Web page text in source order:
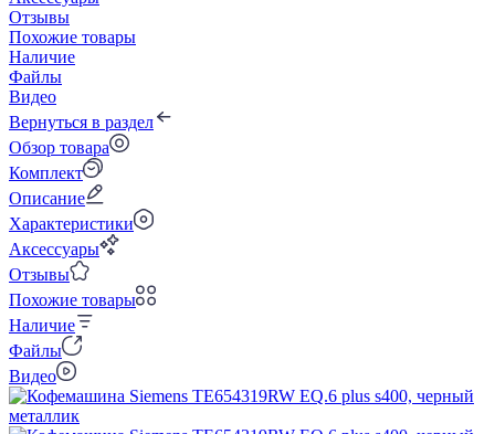
Отзывы
Похожие товары
Наличие
Файлы
Видео
Вернуться в раздел
Обзор товара
Комплект
Описание
Характеристики
Аксессуары
Отзывы
Похожие товары
Наличие
Файлы
Видео